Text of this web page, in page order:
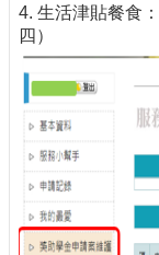
4. 生活津貼餐食
四）